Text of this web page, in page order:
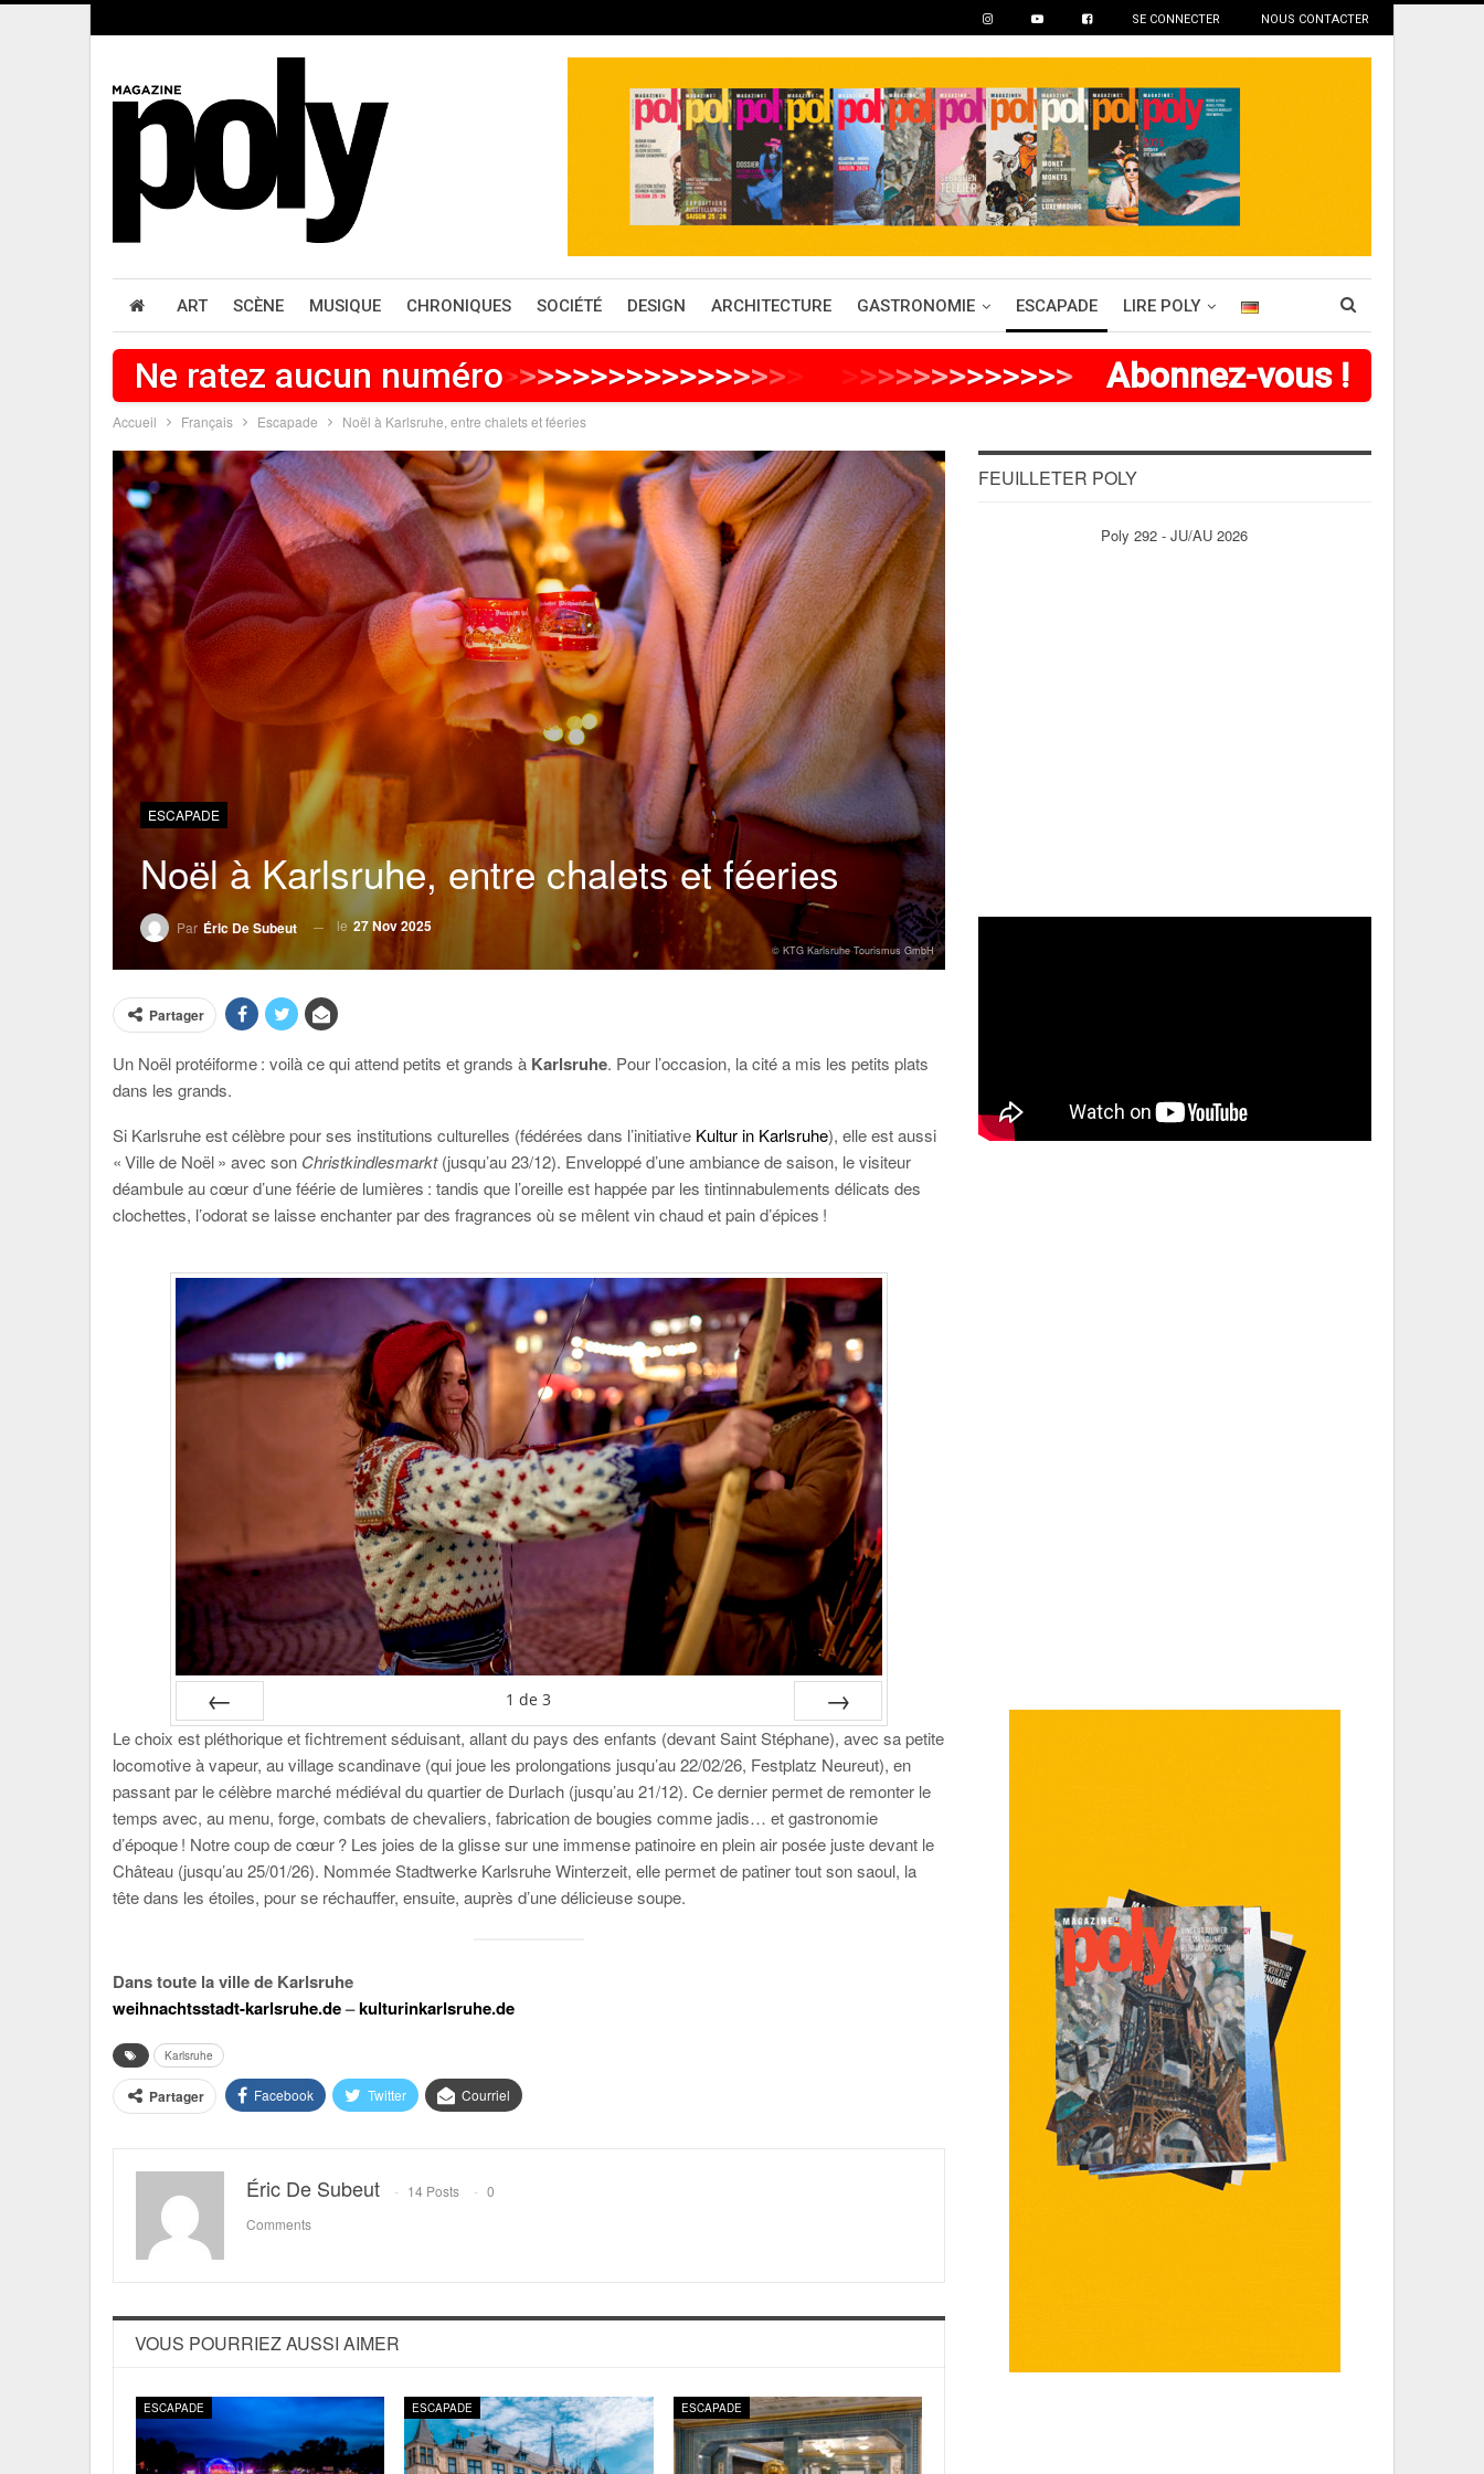
SE CONNECTER NOUS CONTACTER
ART SCÈNE MUSIQUE CHRONIQUES SOCIÉTÉ DESIGN ARCHITECTURE GASTRONOMIE ESCAPADE LIRE POLY
Ne ratez aucun numéro>>>>>>>>>>>>>>>> >>>>>>>> >>> Abonnez-vous !
Accueil Français Escapade Noël à Karlsruhe, entre chalets et féeries
ESCAPADE
Noël à Karlsruhe, entre chalets et féeries
Par Éric De Subeut le27 Nov 2025
© KTG Karlsruhe Tourismus GmbH
Partager
Un Noël protéiforme : voilà ce qui attend petits et grands à Karlsruhe. Pour l’occasion, la cité a mis les petits plats
dans les grands.
Si Karlsruhe est célèbre pour ses institutions culturelles (fédérées dans l’initiative Kultur in Karlsruhe), elle est aussi
« Ville de Noël » avec son Christkindlesmarkt(jusqu’au 23/12). Enveloppé d’une ambiance de saison, le visiteur
déambule au cœur d’une féérie de lumières : tandis que l’oreille est happée par les tintinnabulements délicats des
clochettes, l’odorat se laisse enchanter par des fragrances où se mêlent vin chaud et pain d’épices !
PRÉC
1 de 3
SUIV.
Le choix est pléthorique et fichtrement séduisant, allant du pays des enfants (devant Saint Stéphane), avec sa petite
locomotive à vapeur, au village scandinave (qui joue les prolongations jusqu’au 22/02/26, Festplatz Neureut), en
passant par le célèbre marché médiéval du quartier de Durlach (jusqu’au 21/12). Ce dernier permet de remonter le
temps avec, au menu, forge, combats de chevaliers, fabrication de bougies comme jadis… et gastronomie
d’époque ! Notre coup de cœur ? Les joies de la glisse sur une immense patinoire en plein air posée juste devant le
Château (jusqu’au 25/01/26). Nommée Stadtwerke Karlsruhe Winterzeit, elle permet de patiner tout son saoul, la
tête dans les étoiles, pour se réchauffer, ensuite, auprès d’une délicieuse soupe.
Dans toute la ville de Karlsruhe
weihnachtsstadt-karlsruhe.de–kulturinkarlsruhe.de
Karlsruhe
Partager Facebook Twitter Courriel
Éric De Subeut 14 Posts
0
Comments
VOUS POURRIEZ AUSSI AIMER
ESCAPADE ESCAPADE ESCAPADE
FEUILLETER POLY
Poly 292 - JU/AU 2026